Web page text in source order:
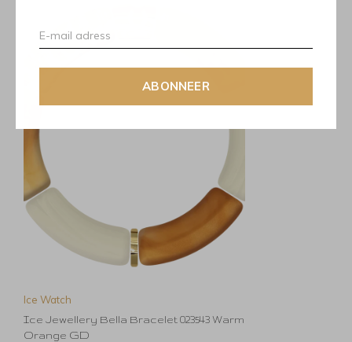
ABONNEER
Ice Watch
Ice Jewellery Bella Bracelet 023543 Warm
Orange GD